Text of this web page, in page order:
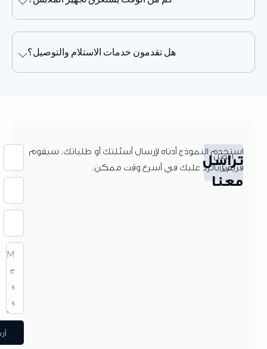
هل تقدمون خدمات الاستلام والتوصيل؟
النموذج أدناه لإرسال أسئلتك أو طلباتك. سيقوم
بالرد عليك في أسرع وقت ممكن.